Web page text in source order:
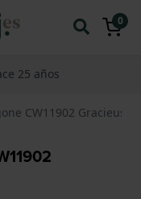
0
25 años
CW11902 Gracieuse